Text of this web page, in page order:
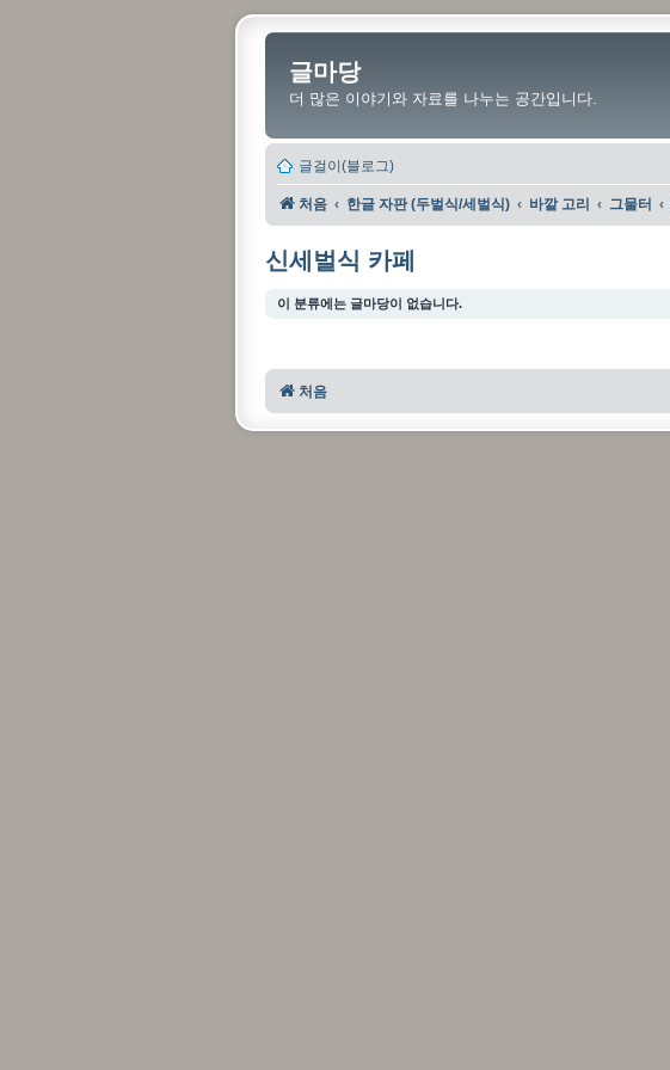
글마당
더 많은 이야기와 자료를 나누는 공간입니다.
글걸이(블로그)
처음 한글 자판 (두벌식/세벌식) 바깥 고리 그물터
신세벌식 카페
이 분류에는 글마당이 없습니다.
처음